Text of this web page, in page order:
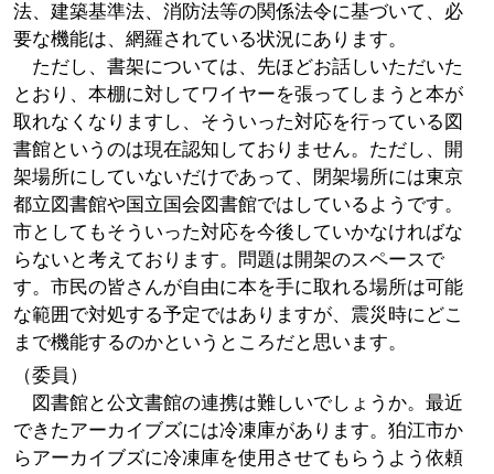
法、建築基準法、消防法等の関係法令に基づいて、必
要な機能は、網羅されている状況にあります。
ただし、書架については、先ほどお話しいただいた
とおり、本棚に対してワイヤーを張ってしまうと本が
取れなくなりますし、そういった対応を行っている図
書館というのは現在認知しておりません。ただし、開
架場所にしていないだけであって、閉架場所には東京
都立図書館や国立国会図書館ではしているようです。
市としてもそういった対応を今後していかなければな
らないと考えております。問題は開架のスペースで
す。市民の皆さんが自由に本を手に取れる場所は可能
な範囲で対処する予定ではありますが、震災時にどこ
まで機能するのかというところだと思います。
（委員）
図書館と公文書館の連携は難しいでしょうか。最近
できたアーカイブズには冷凍庫があります。狛江市か
らアーカイブズに冷凍庫を使用させてもらうよう依頼